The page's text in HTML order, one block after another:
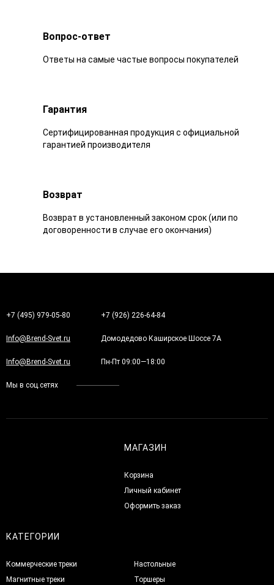
Вопрос-ответ
Ответы на самые частые вопросы покупателей
Гарантия
Сертифицированная продукция с официальной
гарантией производителя
Возврат
Возврат в установленный законом срок (или по
договоренности в случае его окончания)
+7 (495) 979-05-80 +7 (926) 226-64-84
Info@Brend-Svet.ru Домодедово Каширское Шоссе 7А
Info@Brend-Svet.ru Пн-Пт 09:00—18:00
Мы в соц.сетях
МАГАЗИН
Корзина
Личный кабинет
Оформить заказ
КАТЕГОРИИ
Коммерческие треки
Магнитные треки
Настольные
Торшеры